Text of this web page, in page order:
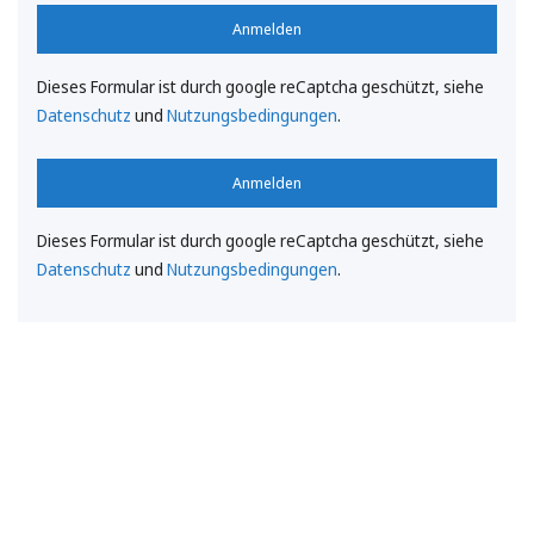
Anmelden
Dieses Formular ist durch google reCaptcha geschützt, siehe
Datenschutz und Nutzungsbedingungen.
Anmelden
Dieses Formular ist durch google reCaptcha geschützt, siehe
Datenschutz und Nutzungsbedingungen.